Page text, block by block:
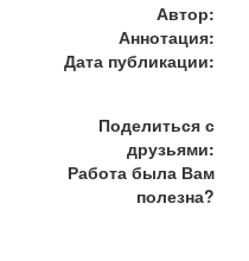
Автор:
Аннотация:
Дата публикации:
Поделиться с
друзьями:
Работа была Вам
полезна?